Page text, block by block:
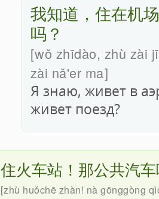
我知道，住在机
吗？
wǒ zhīdào, zhù zài
zài nǎ'er ma
Я знаю, живет в
живет поезд?
住火车站！那公共汽
zhù huǒchē zhàn! nà gōnggòng